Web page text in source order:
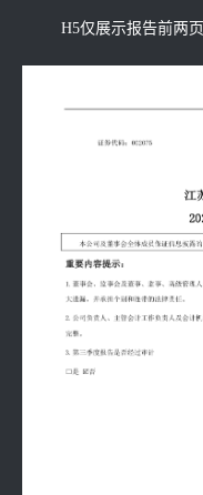
H5仅展示报告前两